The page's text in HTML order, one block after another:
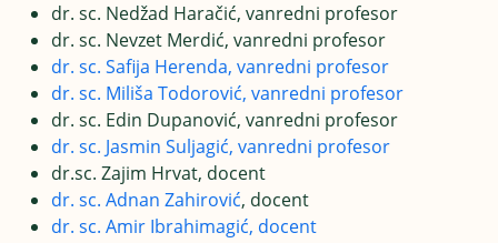
dr. sc. Nedžad Haračić, vanredni profesor
dr. sc. Nevzet Merdić, vanredni profesor
dr. sc. Safija Herenda, vanredni profesor
dr. sc. Miliša Todorović, vanredni profesor
dr. sc. Edin Dupanović, vanredni profesor
dr. sc. Jasmin Suljagić, vanredni profesor
dr.sc. Zajim Hrvat, docent
dr. sc. Adnan Zahirović, docent
dr. sc. Amir Ibrahimagić, docent